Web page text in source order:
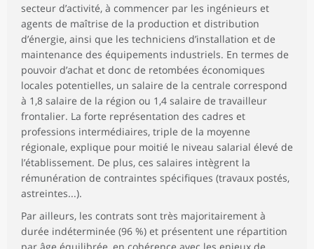
secteur d’activité, à commencer par les ingénieurs et
agents de maîtrise de la production et distribution
d’énergie, ainsi que les techniciens d’installation et de
maintenance des équipements industriels. En termes de
pouvoir d’achat et donc de retombées économiques
locales potentielles, un salaire de la centrale correspond
à 1,8 salaire de la région ou 1,4 salaire de travailleur
frontalier. La forte représentation des cadres et
professions intermédiaires, triple de la moyenne
régionale, explique pour moitié le niveau salarial élevé de
l’établissement. De plus, ces salaires intègrent la
rémunération de contraintes spécifiques (travaux postés,
astreintes...).
Par ailleurs, les contrats sont très majoritairement à
durée indéterminée (96 %) et présentent une répartition
par âge équilibrée, en cohérence avec les enjeux de